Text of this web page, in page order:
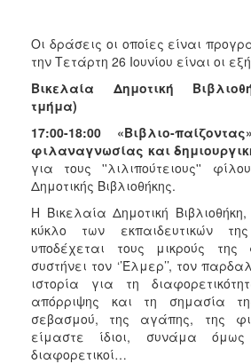
Οι δράσεις οι οποίες είναι
την Τετάρτη 26 Ιουνίου είναι οι
Βικελαία Δημοτική
τμήμα)
17:00-18:00
«Βιβλιο-
φιλαναγνωσίας και
για τους ''λιλιπούτειους''
Δημοτικής Βιβλιοθήκης.
Η Βικελαία Δημοτική
κύκλο των εκπαιδευτικών
υποδέχεται τους μικρούς της
συστήνει τον ‘’Έλμερ’’, τον
ιστορία για τη
απόρριψης και τη σημασία
σεβασμού, της αγάπης, της
είμαστε ίδιοι, συνάμα
διαφορετικοί…